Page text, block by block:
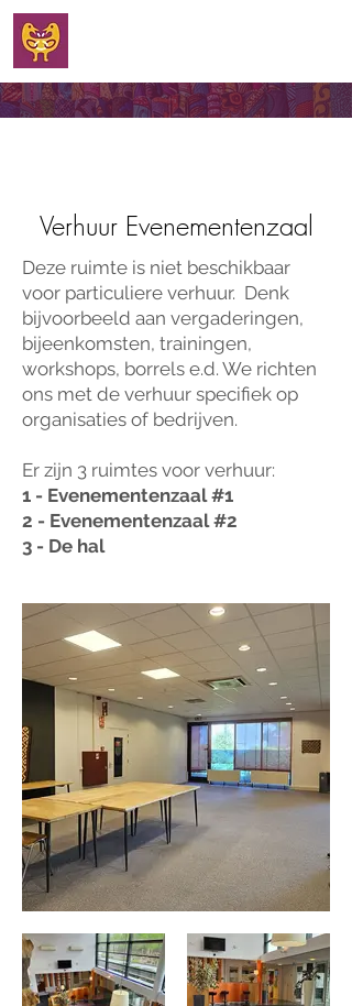
Verhuur Evenementenzaal
Deze ruimte is niet beschikbaar
voor particuliere verhuur. Denk
bijvoorbeeld aan vergaderingen,
bijeenkomsten, trainingen,
workshops, borrels e.d. We richten
ons met de verhuur specifiek op
organisaties of bedrijven.
Er zijn 3 ruimtes voor verhuur:
1 - Evenementenzaal #1
2 - Evenementenzaal #2
3 - De hal